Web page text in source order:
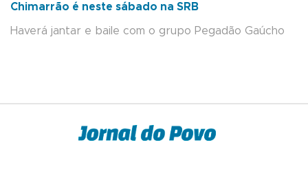
Chimarrão é neste sábado na SRB
Haverá jantar e baile com o grupo Pegadão Gaúcho